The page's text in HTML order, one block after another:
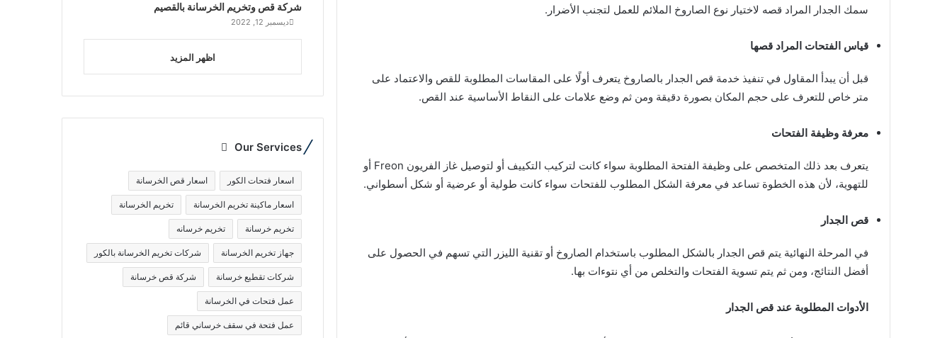
سمك الجدار المراد قصه لاختيار نوع الصاروخ الملائم للعمل لتجنب الأضرار.
قياس الفتحات المراد قصها
قبل أن يبدأ المقاول في تنفيذ خدمة قص الجدار بالصاروخ يتعرف أولًا على المقاسات المطلوبة للقص والاعتماد على
متر خاص للتعرف على حجم المكان بصورة دقيقة ومن ثم وضع علامات على النقاط الأساسية عند القص.
معرفة وظيفة الفتحات
يتعرف بعد ذلك المتخصص على وظيفة الفتحة المطلوبة سواء كانت لتركيب التكييف أو لتوصيل غاز الفريون Freon أو
للتهوية، لأن هذه الخطوة تساعد في معرفة الشكل المطلوب للفتحات سواء كانت طولية أو عرضية أو شكل أسطواني.
قص الجدار
في المرحلة النهائية يتم قص الجدار بالشكل المطلوب باستخدام الصاروخ أو تقنية الليزر التي تسهم في الحصول على
أفضل النتائج، ومن ثم يتم تسوية الفتحات والتخلص من أي نتوءات بها.
الأدوات المطلوبة عند قص الجدار
شركة قص وتخريم الخرسانة بالقصيم
ديسمبر 12, 2022
اظهر المزيد
Our Services
اسعار فتحات الكور اسعار قص الخرسانة
اسعار ماكينة تخريم الخرسانة تخريم الخرسانة
تخريم خرسانة تخريم خرسانه
جهاز تخريم الخرسانة شركات تخريم الخرسانة بالكور
شركات تقطيع خرسانة شركة قص خرسانة
عمل فتحات في الخرسانة
عمل فتحة في سقف خرساني قائم